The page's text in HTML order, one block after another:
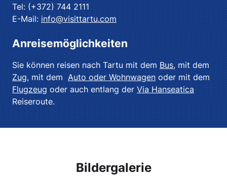
Tel: (+372) 744 2111
E-Mail: info@visittartu.com
Anreisemöglichkeiten
Sie können reisen nach Tartu mit dem Bus, mit dem
Zug, mit dem Auto oder Wohnwagen oder mit dem
Flugzeug oder auch entlang der Via Hanseatica
Reiseroute.
Bildergalerie